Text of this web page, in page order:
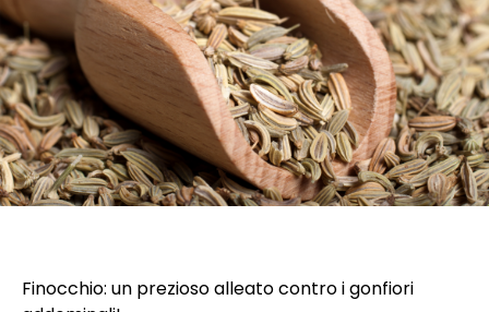
Finocchio: un prezioso alleato contro i gonfiori